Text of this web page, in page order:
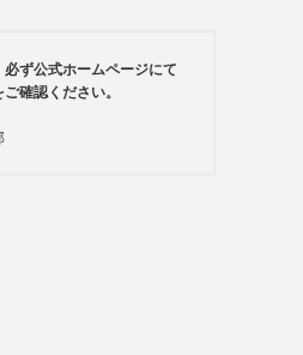
必ず公式ホームページにて
確認ください。